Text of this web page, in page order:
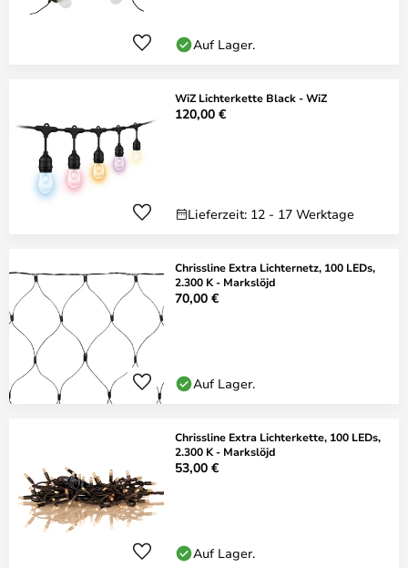
Auf Lager.
WiZ Lichterkette Black - WiZ
120,00 €
Lieferzeit: 12 - 17 Werktage
Chrissline Extra Lichternetz, 100 LEDs,
2.300 K - Markslöjd
70,00 €
Auf Lager.
Chrissline Extra Lichterkette, 100 LEDs,
2.300 K - Markslöjd
53,00 €
Auf Lager.